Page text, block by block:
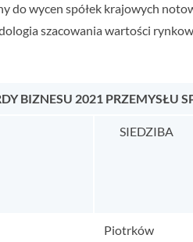
do wycen spółek krajowych
szacowania wartości
BIZNESU 2021 PRZEMYSŁU
SIEDZIBA
Piotrków